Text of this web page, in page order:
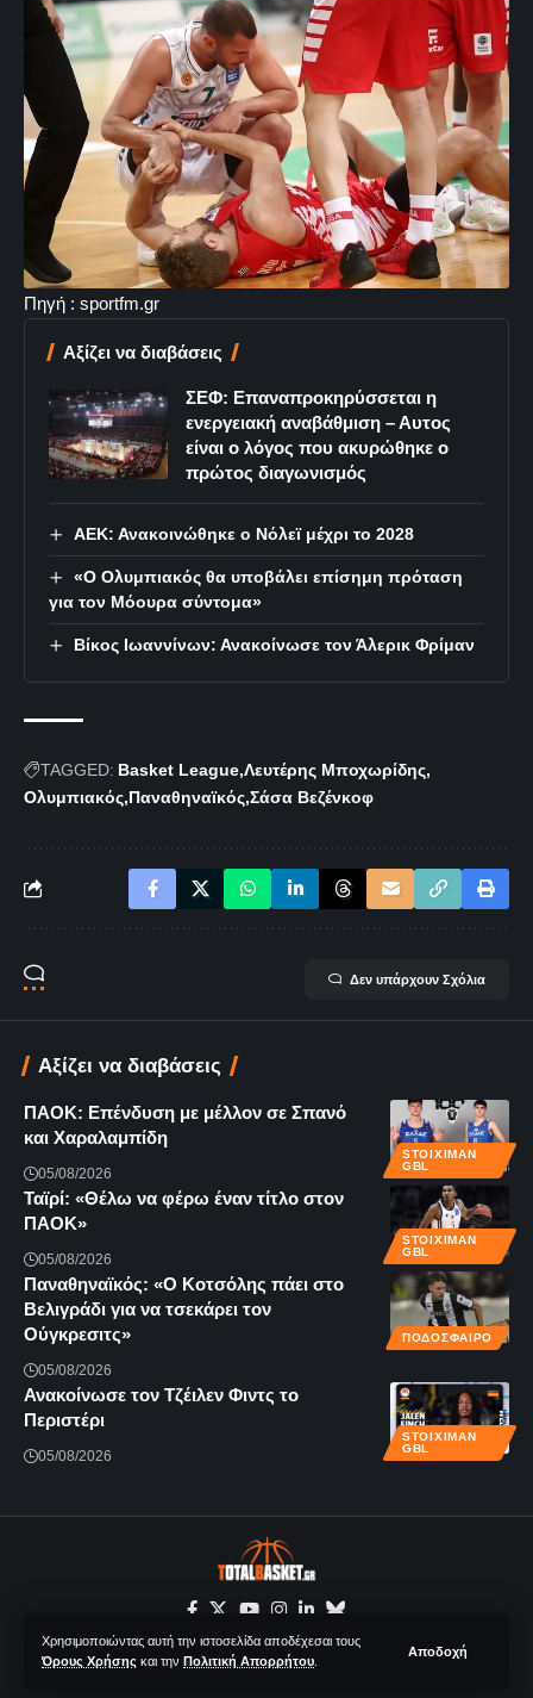
Χρησιμοποιώντας αυτή την ιστοσελίδα αποδέχεσαι τους
Όρους Χρήσης και την Πολιτική Απορρήτου
Αποδοχή
Πηγή : sportfm.gr
Αξίζει να διαβάσεις
ΣΕΦ: Επαναπροκηρύσσεται η
ενεργειακή αναβάθμιση – Αυτος
είναι ο λόγος που ακυρώθηκε ο
πρώτος διαγωνισμός
ΑΕΚ: Ανακοινώθηκε ο Νόλεϊ μέχρι το 2028
«Ο Ολυμπιακός θα υποβάλει επίσημη πρόταση
για τον Μόουρα σύντομα»
Βίκος Ιωαννίνων: Ανακοίνωσε τον Άλερικ Φρίμαν
TAGGED: Basket League Λευτέρης Μποχωρίδης
Ολυμπιακός Παναθηναϊκός Σάσα Βεζένκοφ
Δεν υπάρχουν Σχόλια
Αξίζει να διαβάσεις
STOIXIMAN
GBL
ΠΑΟΚ: Επένδυση με μέλλον σε Σπανό
και Χαραλαμπίδη
05/08/2026
STOIXIMAN
GBL
Ταϊρί: «Θέλω να φέρω έναν τίτλο στον
ΠΑΟΚ»
05/08/2026
ΠΟΔΟΣΦΑΙΡΟ
Παναθηναϊκός: «Ο Κοτσόλης πάει στο
Βελιγράδι για να τσεκάρει τον
Ούγκρεσιτς»
05/08/2026
STOIXIMAN
GBL
Ανακοίνωσε τον Τζέιλεν Φιντς το
Περιστέρι
05/08/2026
© 2020-2026 Totalbasket.gr | All Rights Reserved